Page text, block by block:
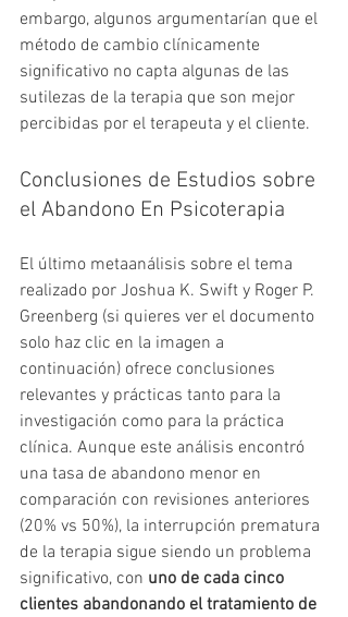
embargo, algunos argumentarían que el
método de cambio clínicamente
significativo no capta algunas de las
sutilezas de la terapia que son mejor
percibidas por el terapeuta y el cliente.
Conclusiones de Estudios sobre
el Abandono En Psicoterapia
El último metaanálisis sobre el tema
realizado por Joshua K. Swift y Roger P.
Greenberg (si quieres ver el documento
solo haz clic en la imagen a
continuación) ofrece conclusiones
relevantes y prácticas tanto para la
investigación como para la práctica
clínica. Aunque este análisis encontró
una tasa de abandono menor en
comparación con revisiones anteriores
(20% vs 50%), la interrupción prematura
de la terapia sigue siendo un problema
significativo, con uno de cada cinco
clientes abandonando el tratamiento de